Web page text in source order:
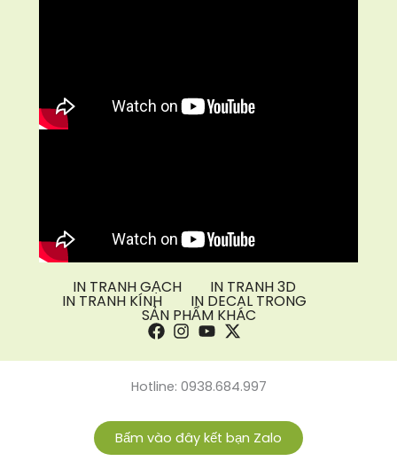
IN TRANH GẠCH IN TRANH 3D
IN TRANH KÍNH IN DECAL TRONG
SẢN PHẨM KHÁC
Hotline: 0938.684.997
Bấm vào đây kết bạn Zalo